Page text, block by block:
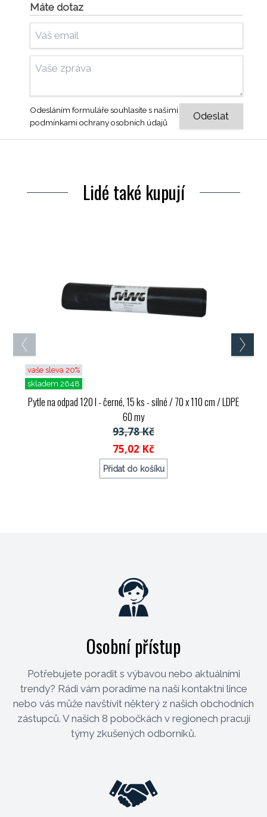
Máte dotaz
Odesláním formuláře souhlasíte s našimi
podmínkami ochrany osobních údajů
Lidé také kupují
vaše sleva 20%
skladem 2648
Pytle na odpad 120 l - černé, 15 ks - silné / 70 x 110 cm / LDPE
60 my
93,78 Kč
75,02 Kč
Přidat do košíku
Osobní přístup
Potřebujete poradit s výbavou nebo aktuálními
trendy? Rádi vám poradíme na naší kontaktní lince
nebo vás může navštívit některý z našich obchodních
zástupců. V našich 8 pobočkách v regionech pracují
týmy zkušených odborníků.